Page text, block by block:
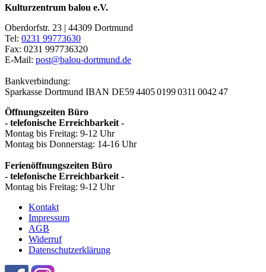
Kulturzentrum balou e.V.
Oberdorfstr. 23 | 44309 Dortmund
Tel: 0231 99773630
Fax: 0231 997736320
E-Mail: post@balou-dortmund.de
Bankverbindung:
Sparkasse Dortmund IBAN DE59 4405 0199 0311 0042 47
Öffnungszeiten Büro
- telefonische Erreichbarkeit -
Montag bis Freitag: 9-12 Uhr
Montag bis Donnerstag: 14-16 Uhr
Ferienöffnungszeiten Büro
- telefonische Erreichbarkeit -
Montag bis Freitag: 9-12 Uhr
Kontakt
Impressum
AGB
Widerruf
Datenschutzerklärung